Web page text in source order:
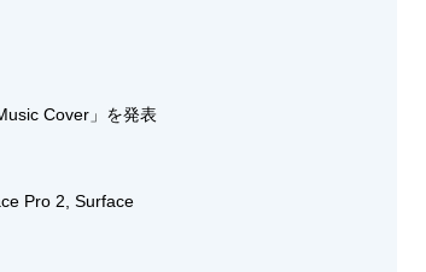
Cover」を発表
Pro 2, Surface